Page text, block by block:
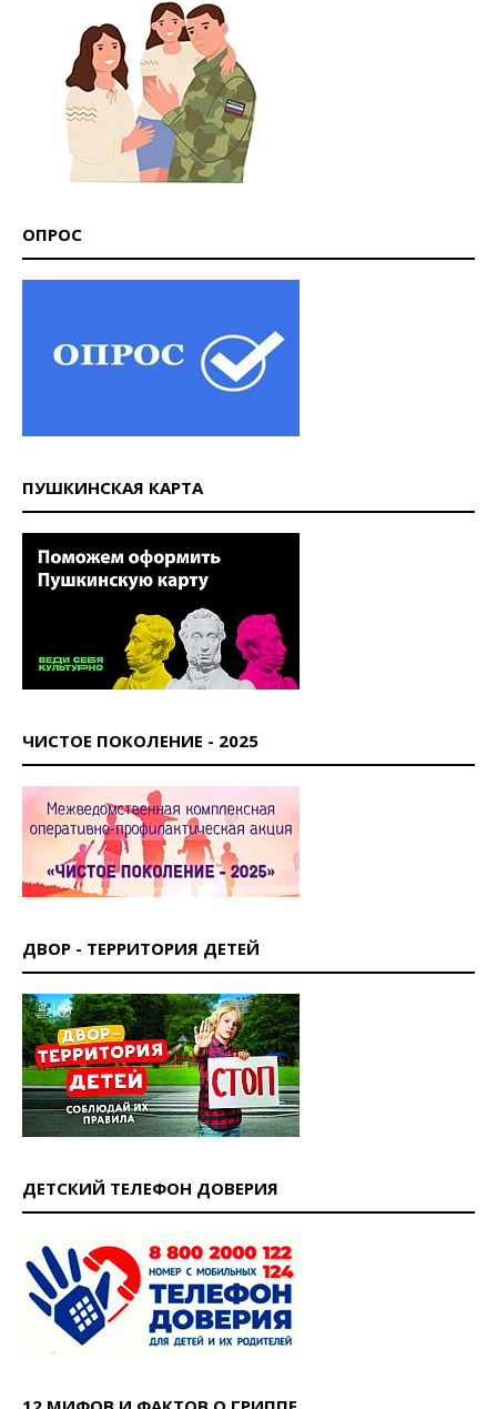
ОПРОС
ПУШКИНСКАЯ КАРТА
ЧИСТОЕ ПОКОЛЕНИЕ - 2025
ДВОР - ТЕРРИТОРИЯ ДЕТЕЙ
ДЕТСКИЙ ТЕЛЕФОН ДОВЕРИЯ